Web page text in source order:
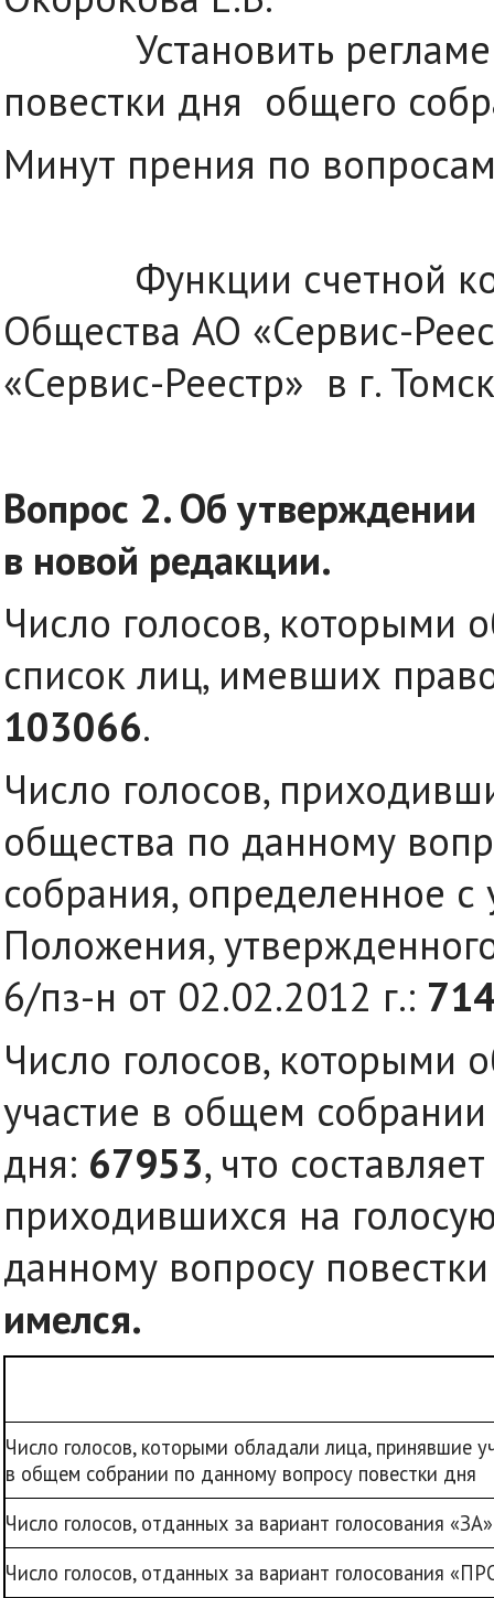
Установить
повестки дня общего
Минут прения по
Функции счетной
Общества АО «Сервис-
«Сервис-Реестр» в г.
Вопрос 2. Об утверждении
в новой редакции.
Число голосов, которыми
список лиц, имевших
103066.
Число голосов,
общества по данному
собрания, определенное
Положения,
6/пз-н от 02.02.2012 г.:
Число голосов, которыми
участие в общем
дня: 67953, что
приходившихся на
данному вопросу
имелся.
Число голосов, которыми обладали лица, принявшие
в общем собрании по данному вопросу повестки дня
Число голосов, отданных за вариант голосования «ЗА»
Число голосов, отданных за вариант голосования